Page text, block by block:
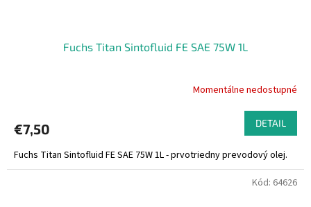
Fuchs Titan Sintofluid FE SAE 75W 1L
Momentálne nedostupné
€7,50 DETAIL
Fuchs Titan Sintofluid FE SAE 75W 1L - prvotriedny prevodový olej.
Kód: 64626